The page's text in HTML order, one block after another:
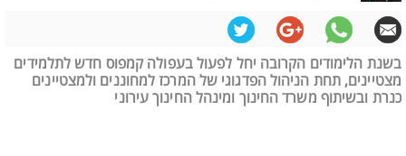
בשנת הלימודים הקרובה יחל לפעול בעפולה קמפוס חדש לתלמידים
מצטיינים, תחת הניהול הפדגוגי של המרכז למחוננים ולמצטיינים
כנרת ובשיתוף משרד החינוך ומינהל החינוך עירוני